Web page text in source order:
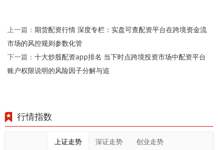
上一篇： 期货配资行情 深度专栏：实盘可查配资平台在跨境资金流
市场的风控规则参数化管
下一篇： 十大炒股配资app排名 当下时点跨境投资市场中配资平台
账户权限说明的风险因子分解与追
行情指数
上证走势 深证走势 创业走势